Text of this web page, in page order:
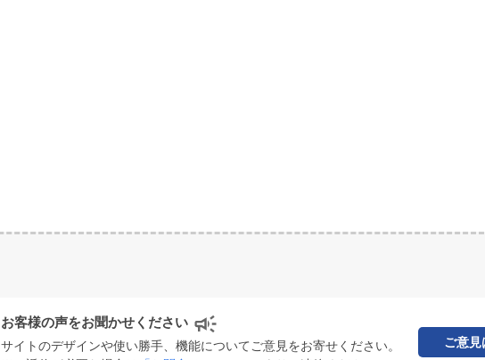
お客様の声をお聞かせください
サイトのデザインや使い勝手、機能についてご意見をお寄せください。
ご意見